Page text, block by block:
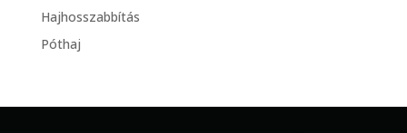
Hajhosszabbítás
Póthaj